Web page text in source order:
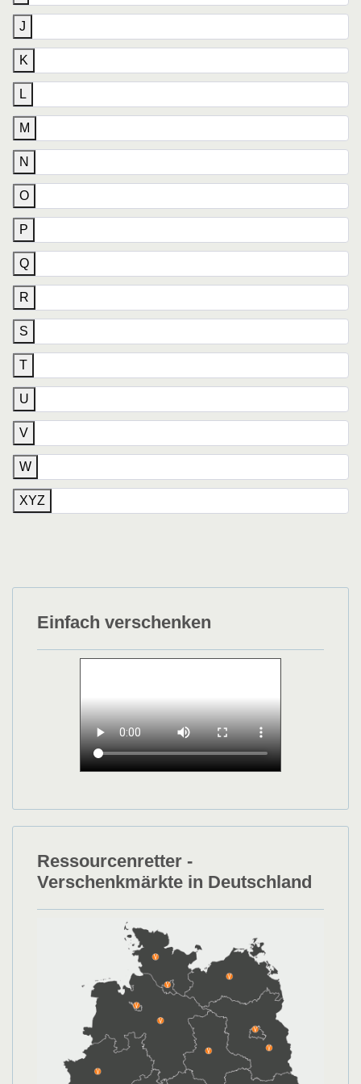
J
K
L
M
N
O
P
Q
R
S
T
U
V
W
XYZ
Einfach verschenken
Ressourcenretter -
Verschenkmärkte in Deutschland